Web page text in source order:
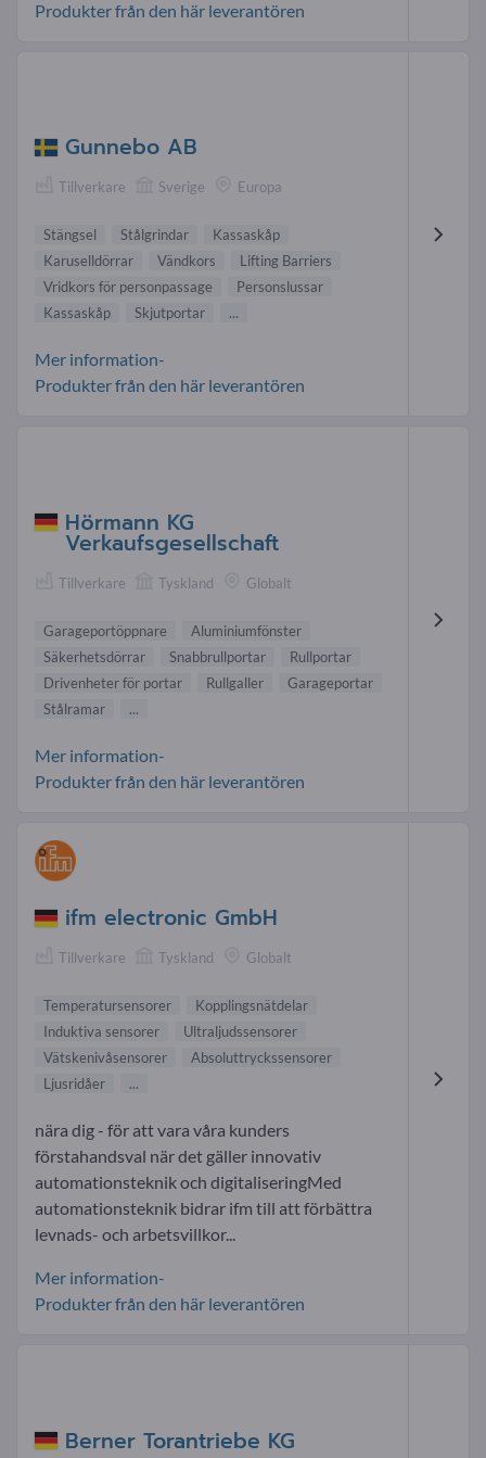
Produkter från den här leverantören
Gunnebo AB
Tillverkare Sverige Europa
Stängsel Stålgrindar
Kassaskåp
Karuselldörrar
Vändkors
Lifting Barriers
Vridkors för personpassage
Personslussar
Kassaskåp
Skjutportar ...
Mer information-
Produkter från den här leverantören
Hörmann KG
Verkaufsgesellschaft
Tillverkare Tyskland Globalt
Garageportöppnare
Aluminiumfönster
Säkerhetsdörrar
Snabbrullportar
Rullportar
Drivenheter för portar
Rullgaller
Garageportar
Stålramar
...
Mer information-
Produkter från den här leverantören
ifm electronic GmbH
Tillverkare Tyskland Globalt
Temperatursensorer
Kopplingsnätdelar
Induktiva sensorer
Ultraljudssensorer
Vätskenivåsensorer
Absoluttryckssensorer
Ljusridåer
...
nära dig - för att vara våra kunders
förstahandsval när det gäller innovativ
automationsteknik och digitaliseringMed
automationsteknik bidrar ifm till att förbättra
levnads- och arbetsvillkor...
Mer information-
Produkter från den här leverantören
Berner Torantriebe KG